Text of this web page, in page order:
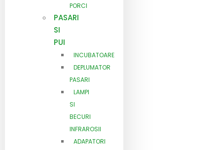
PORCI
PASARI
SI
PUI
INCUBATOARE
DEPLUMATOR
PASARI
LAMPI
SI
BECURI
INFRAROSII
ADAPATORI